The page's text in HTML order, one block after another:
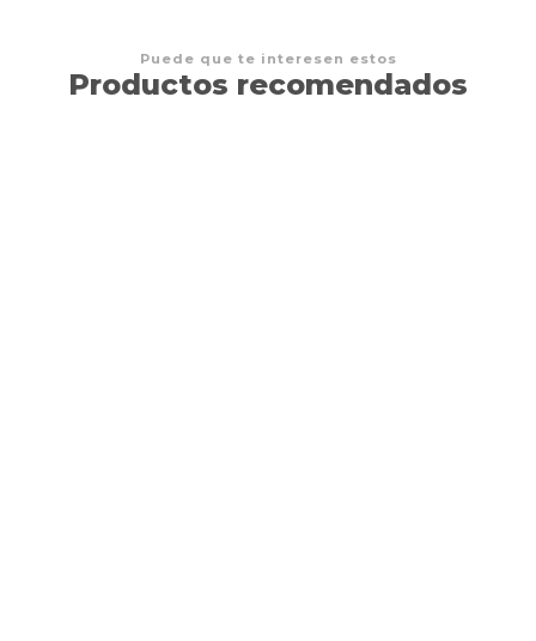
Puede que te interesen estos
Productos recomendados